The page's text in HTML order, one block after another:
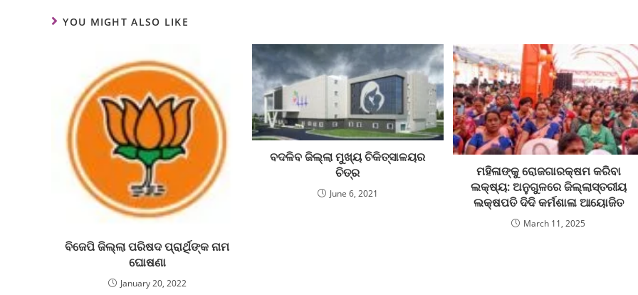
YOU MIGHT ALSO LIKE
ବିଜେପି ଜିଲ୍ଲା ପରିଷଦ ପ୍ରାର୍ଥିଙ୍କ ନାମ
ଘୋଷଣା
January 20, 2022
ବଦଳିବ ଜିଲ୍ଲା ମୁଖ୍ୟ ଚିକିତ୍ସାଳୟର
ଚିତ୍ର
June 6, 2021
ମହିଳାଙ୍କୁ ରୋଜଗାରକ୍ଷମ କରିବା
ଲକ୍ଷ୍ୟ: ଅନୁଗୁଳରେ ଜିଲ୍ଲାସ୍ତରୀୟ
ଲକ୍ଷପତି ଦିଦି କର୍ମଶାଳା ଆୟୋଜିତ
March 11, 2025